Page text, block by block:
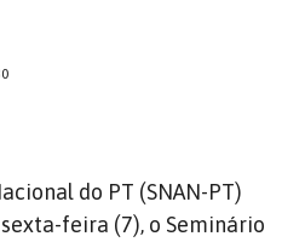
do PT (SNAN-PT)
feira (7), o Seminário